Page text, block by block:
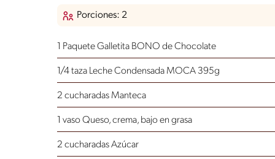
Porciones: 2
1 Paquete Galletita BONO de Chocolate
1/4 taza Leche Condensada MOCA 395g
2 cucharadas Manteca
1 vaso Queso, crema, bajo en grasa
2 cucharadas Azúcar